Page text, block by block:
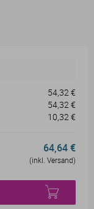
54,32 €
54,32 €
10,32 €
64,64 €
(inkl. Versand)